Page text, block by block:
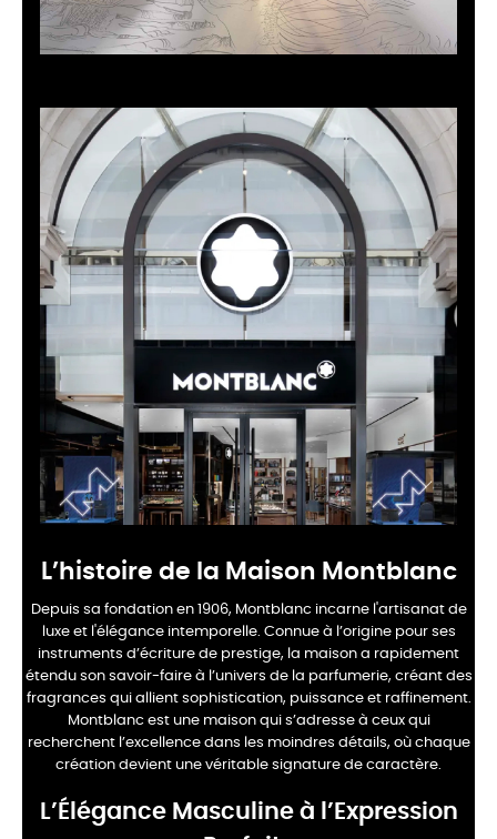
L’histoire de la Maison Montblanc
Depuis sa fondation en 1906, Montblanc incarne l'artisanat de
luxe et l'élégance intemporelle. Connue à l’origine pour ses
instruments d’écriture de prestige, la maison a rapidement
étendu son savoir-faire à l’univers de la parfumerie, créant des
fragrances qui allient sophistication, puissance et raffinement.
Montblanc est une maison qui s’adresse à ceux qui
recherchent l’excellence dans les moindres détails, où chaque
création devient une véritable signature de caractère.
L’Élégance Masculine à l’Expression